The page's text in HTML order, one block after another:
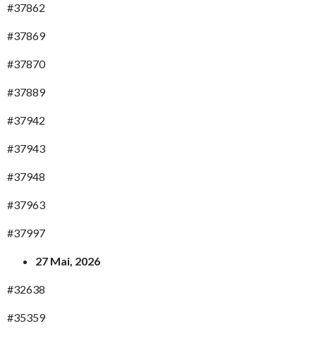
#37862
#37869
#37870
#37889
#37942
#37943
#37948
#37963
#37997
27 Mai, 2026
#32638
#35359